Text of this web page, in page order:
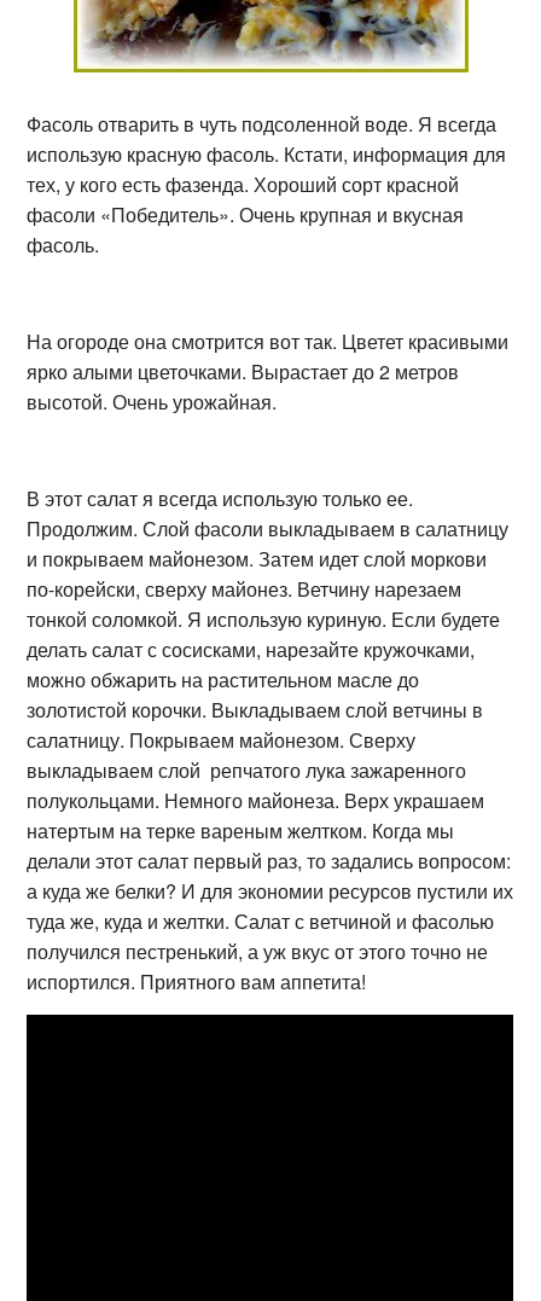
Фасоль отварить в чуть подсоленной воде. Я всегда
использую красную фасоль. Кстати, информация для
тех, у кого есть фазенда. Хороший сорт красной
фасоли «Победитель». Очень крупная и вкусная
фасоль.
На огороде она смотрится вот так. Цветет красивыми
ярко алыми цветочками. Вырастает до 2 метров
высотой. Очень урожайная.
В этот салат я всегда использую только ее.
Продолжим. Слой фасоли выкладываем в салатницу
и покрываем майонезом. Затем идет слой моркови
по-корейски, сверху майонез. Ветчину нарезаем
тонкой соломкой. Я использую куриную. Если будете
делать салат с сосисками, нарезайте кружочками,
можно обжарить на растительном масле до
золотистой корочки. Выкладываем слой ветчины в
салатницу. Покрываем майонезом. Сверху
выкладываем слой репчатого лука зажаренного
полукольцами. Немного майонеза. Верх украшаем
натертым на терке вареным желтком. Когда мы
делали этот салат первый раз, то задались вопросом:
а куда же белки? И для экономии ресурсов пустили их
туда же, куда и желтки. Салат с ветчиной и фасолью
получился пестренький, а уж вкус от этого точно не
испортился. Приятного вам аппетита!